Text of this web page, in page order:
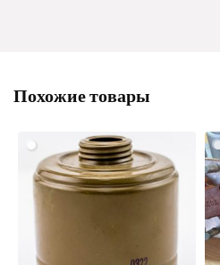
Похожие товары